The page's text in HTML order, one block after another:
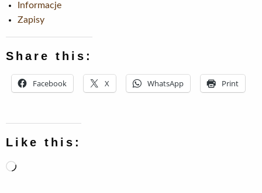
Informacje
Zapisy
Share this:
Facebook X WhatsApp Print
Like this:
Loading…